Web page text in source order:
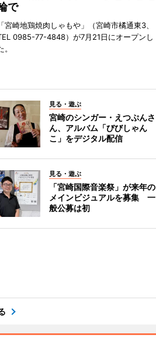
で
「宮崎地鶏焼肉しゃもや」（宮崎市橘通東3、
0985-77-4848）が7月21日にオープンし
。
見る・遊ぶ
宮崎のシンガー・えつぷんさ
ん、アルバム「びびしゃん
こ」をデジタル配信
見る・遊ぶ
「宮崎国際音楽祭」が来年の
メインビジュアルを募集 一
般公募は初